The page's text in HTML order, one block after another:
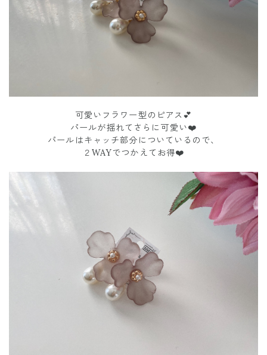
可愛いフラワー型のピアス💕
パールが揺れてさらに可愛い❤️
パールはキャッチ部分についているので、
２WAYでつかえてお得❤️